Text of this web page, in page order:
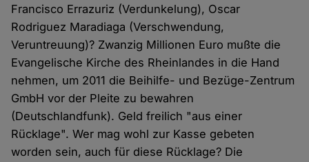
Francisco Errazuriz (Verdunkelung), Oscar
Rodriguez Maradiaga (Verschwendung,
Veruntreuung)? Zwanzig Millionen Euro mußte die
Evangelische Kirche des Rheinlandes in die Hand
nehmen, um 2011 die Beihilfe- und Bezüge-Zentrum
GmbH vor der Pleite zu bewahren
(Deutschlandfunk). Geld freilich "aus einer
Rücklage". Wer mag wohl zur Kasse gebeten
worden sein, auch für diese Rücklage? Die